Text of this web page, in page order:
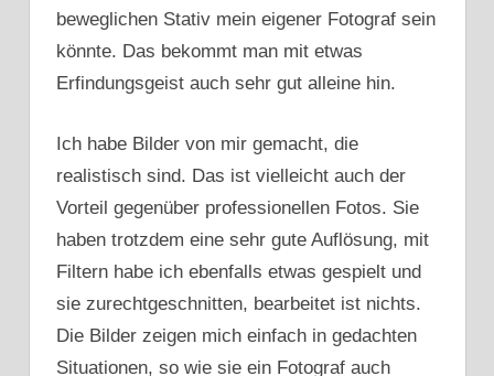
beweglichen Stativ mein eigener Fotograf sein
könnte. Das bekommt man mit etwas
Erfindungsgeist auch sehr gut alleine hin.
Ich habe Bilder von mir gemacht, die
realistisch sind. Das ist vielleicht auch der
Vorteil gegenüber professionellen Fotos. Sie
haben trotzdem eine sehr gute Auflösung, mit
Filtern habe ich ebenfalls etwas gespielt und
sie zurechtgeschnitten, bearbeitet ist nichts.
Die Bilder zeigen mich einfach in gedachten
Situationen, so wie sie ein Fotograf auch